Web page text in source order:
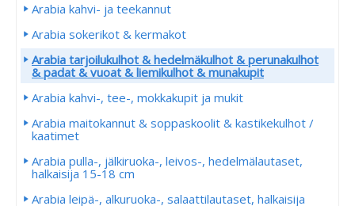
Arabia kahvi- ja teekannut
Arabia sokerikot & kermakot
Arabia tarjoilukulhot & hedelmäkulhot & perunakulhot
& padat & vuoat & liemikulhot & munakupit
Arabia kahvi-, tee-, mokkakupit ja mukit
Arabia maitokannut & soppaskoolit & kastikekulhot /
kaatimet
Arabia pulla-, jälkiruoka-, leivos-, hedelmälautaset,
halkaisija 15-18 cm
Arabia leipä-, alkuruoka-, salaattilautaset, halkaisija